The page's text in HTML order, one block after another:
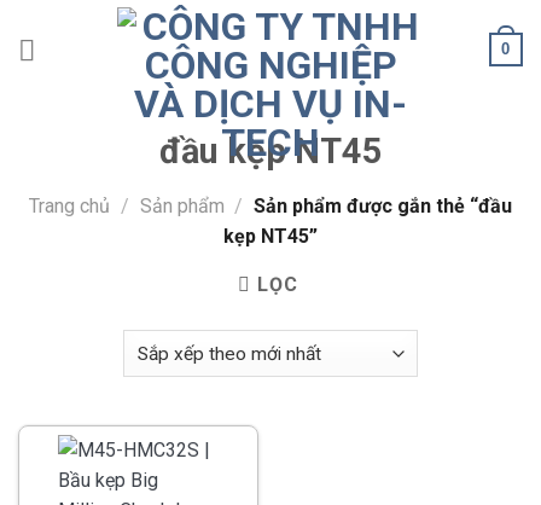
0
đầu kẹp NT45
Trang chủ / Sản phẩm / Sản phẩm được gắn thẻ “đầu
kẹp NT45”
LỌC